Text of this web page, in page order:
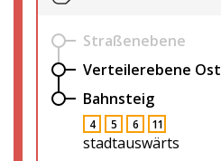
Straßenebene
Verteilerebene Ost
Bahnsteig
4 5 6 11
stadtauswärts